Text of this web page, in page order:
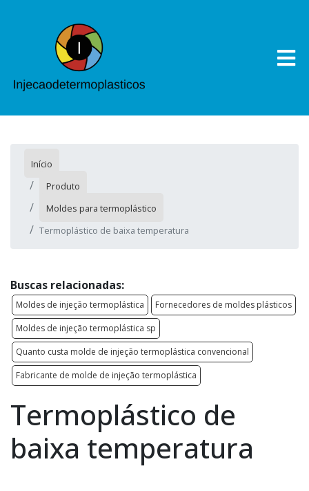
Início
Produto
Moldes para termoplástico
Termoplástico de baixa temperatura
Buscas relacionadas:
Moldes de injeção termoplástica
Fornecedores de moldes plásticos
Moldes de injeção termoplástica sp
Quanto custa molde de injeção termoplástica convencional
Fabricante de molde de injeção termoplástica
Termoplástico de
baixa temperatura